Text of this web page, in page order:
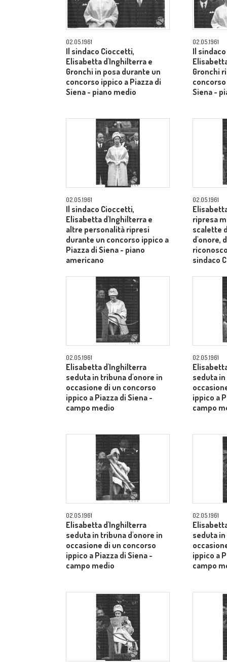
02.05.1961
Il sindaco Cioccetti,
Elisabetta d'Inghilterra e
Gronchi in posa durante un
concorso ippico a Piazza di
Siena - piano medio
02.05.1961
Il
Gronchi
Siena -
02.05.1961
Il sindaco Cioccetti,
Elisabetta d'Inghilterra e
altre personalità ripresi
durante un concorso ippico a
Piazza di Siena - piano
americano
02.05.1961
ripresa
scalette
d'onore,
sindaco
02.05.1961
Elisabetta d'Inghilterra
seduta in tribuna d'onore in
occasione di un concorso
ippico a Piazza di Siena -
campo medio
02.05.1961
seduta
ippico a
campo
02.05.1961
Elisabetta d'Inghilterra
seduta in tribuna d'onore in
occasione di un concorso
ippico a Piazza di Siena -
campo medio
02.05.1961
seduta
ippico a
campo